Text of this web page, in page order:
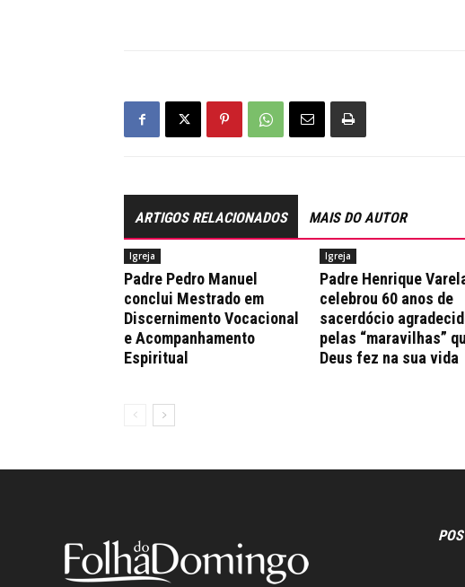
ARTIGOS RELACIONADOS MAIS DO AUTOR
Igreja
Padre Pedro Manuel
conclui Mestrado em
Discernimento Vocacional
e Acompanhamento
Espiritual
Igreja
Padre Henrique
celebrou 60 anos de
sacerdócio
pelas “maravilhas”
Deus fez na sua vida